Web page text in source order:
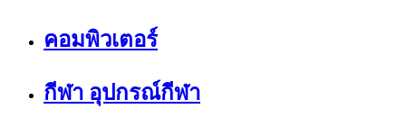
คอมพิวเตอร์
กีฬา อุปกรณ์กีฬา